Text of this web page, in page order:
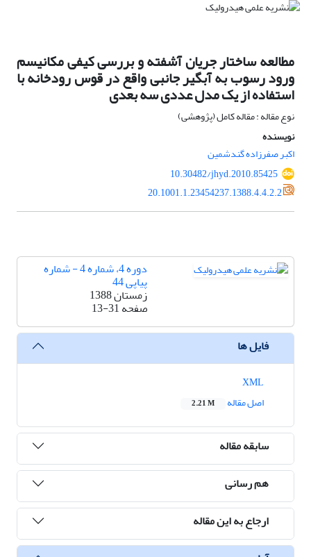
مطالعه ساختار جریان آشفته و بررسی کیفی مکانیسم
ورود رسوب به آبگیر جانبی واقع در قوس رودخانه با
استفاده از یک مدل عددی سه بعدی
نوع مقاله : مقاله کامل (پژوهشی)
نویسنده
اکبر صفرزاده گندشمین
10.30482/jhyd.2010.85425
20.1001.1.23454237.1388.4.4.2.2
دوره 4، شماره 4 - شماره
پیاپی 44
زمستان 1388
صفحه13-31
فایل ها
اصل مقاله
2.21 M
سابقه مقاله
هم رسانی
ارجاع به این مقاله